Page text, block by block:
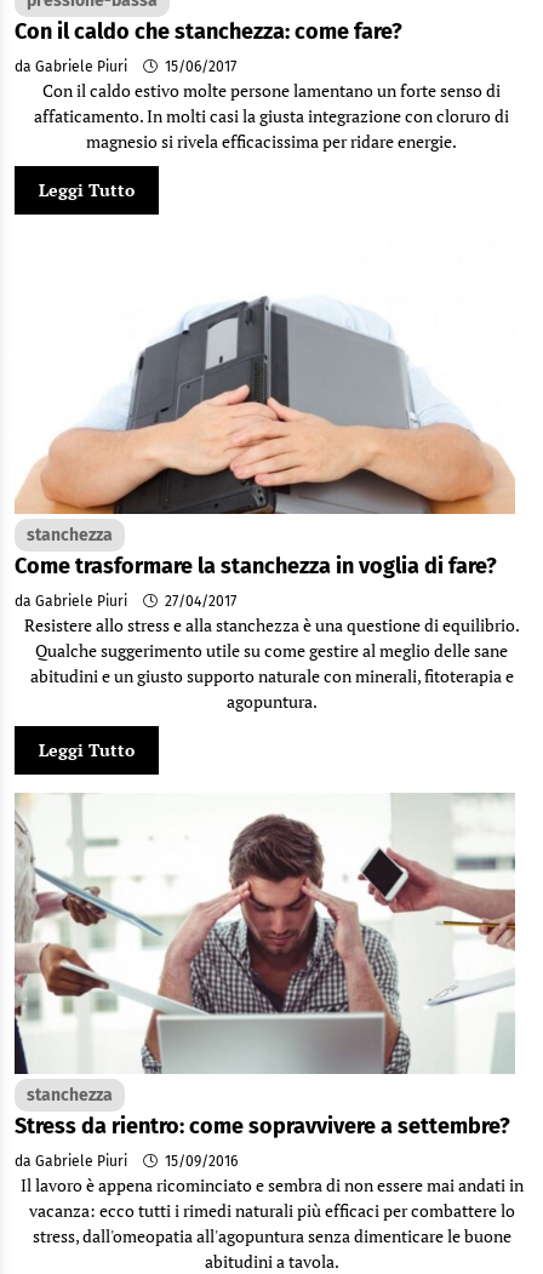
Con il caldo che stanchezza: come fare?
da Gabriele Piuri 15/06/2017
Con il caldo estivo molte persone lamentano un forte senso di
affaticamento. In molti casi la giusta integrazione con cloruro di
magnesio si rivela efficacissima per ridare energie.
Leggi Tutto
stanchezza
Come trasformare la stanchezza in voglia di fare?
da Gabriele Piuri 27/04/2017
Resistere allo stress e alla stanchezza è una questione di equilibrio.
Qualche suggerimento utile su come gestire al meglio delle sane
abitudini e un giusto supporto naturale con minerali, fitoterapia e
agopuntura.
Leggi Tutto
stanchezza
Stress da rientro: come sopravvivere a settembre?
da Gabriele Piuri 15/09/2016
Il lavoro è appena ricominciato e sembra di non essere mai andati in
vacanza: ecco tutti i rimedi naturali più efficaci per combattere lo
stress, dall'omeopatia all'agopuntura senza dimenticare le buone
abitudini a tavola.